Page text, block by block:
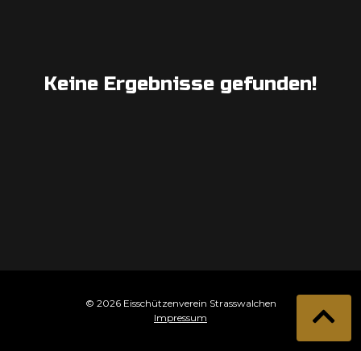
Keine Ergebnisse gefunden!
© 2026 Eisschützenverein Strasswalchen
Impressum